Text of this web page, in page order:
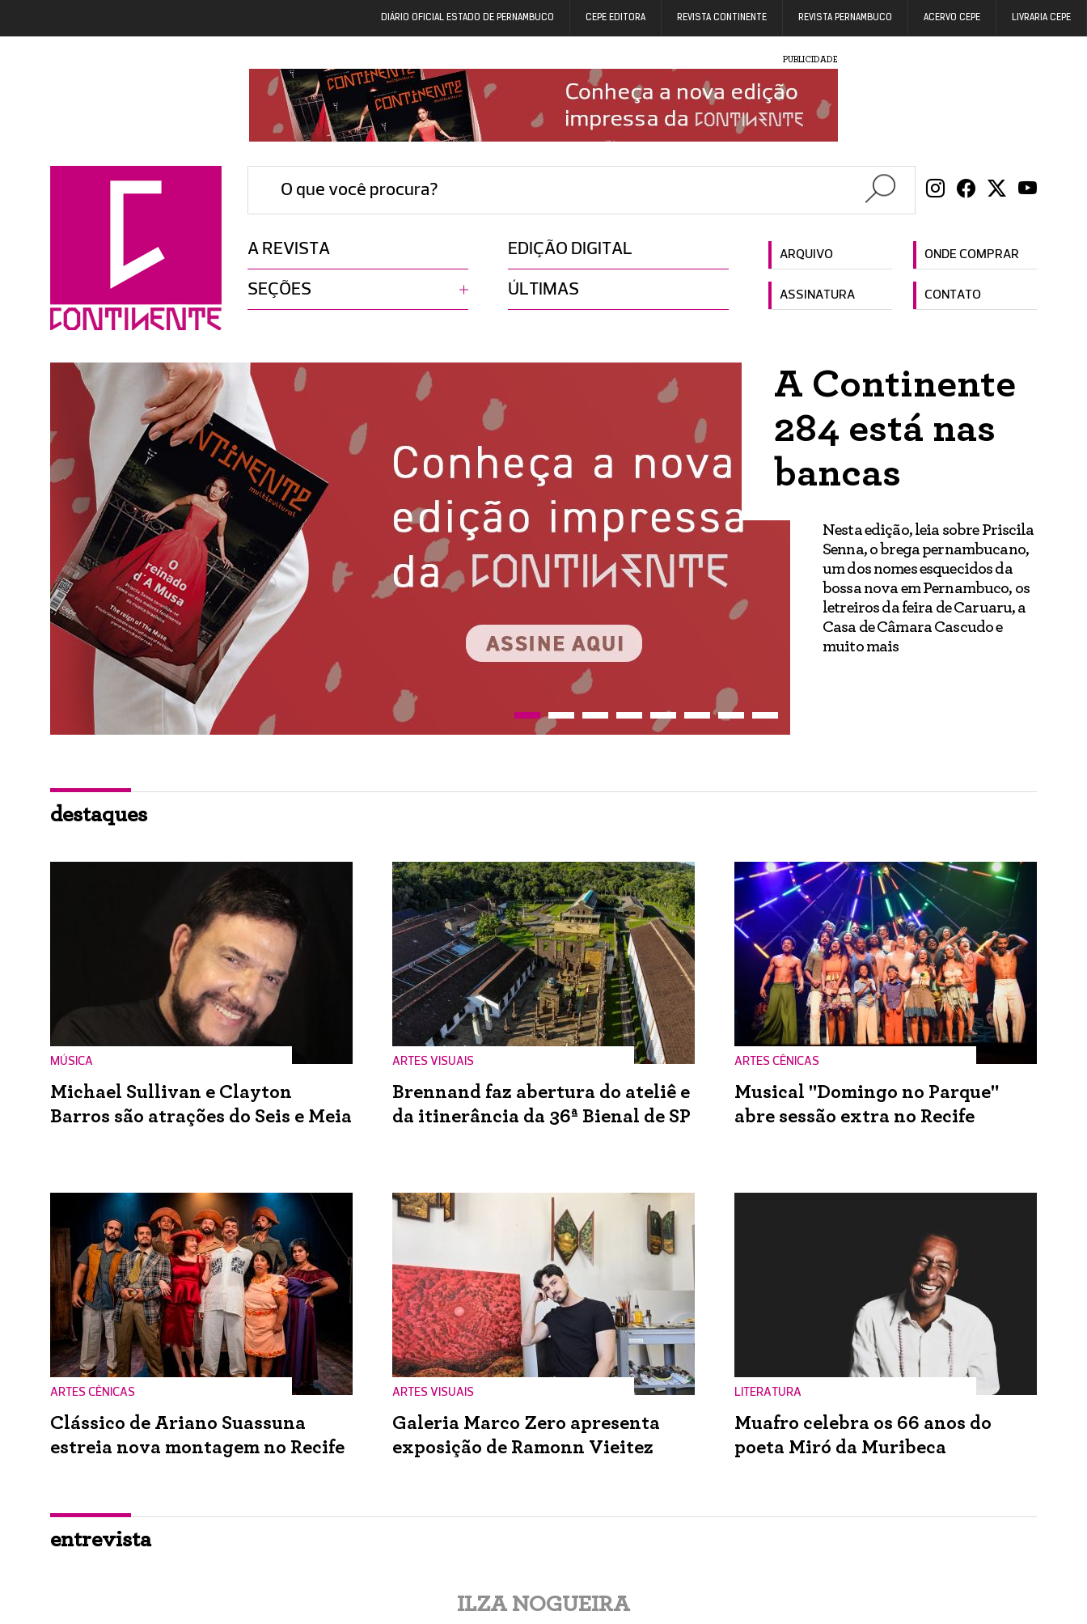
DIÁRIO OFICIAL ESTADO DE PERNAMBUCO CEPE EDITORA REVISTA CONTINENTE REVISTA PERNAMBUCO ACERVO CEPE LIVRARIA CEPE
PUBLICIDADE
O que você procura?
A REVISTA EDIÇÃO DIGITAL ARQUIVO ONDE COMPRAR
SEÇÕES ÚLTIMAS ASSINATURA CONTATO
A Continente
284 está nas
bancas
Nesta edição, leia sobre Priscila
Senna, o brega pernambucano,
um dos nomes esquecidos da
bossa nova em Pernambuco, os
letreiros da feira de Caruaru, a
Casa de Câmara Cascudo e
muito mais
destaques
MÚSICA
Michael Sullivan e Clayton
Barros são atrações do Seis e Meia
ARTES VISUAIS
Brennand faz abertura do ateliê e
da itinerância da 36ª Bienal de SP
ARTES CÊNICAS
Musical "Domingo no Parque"
abre sessão extra no Recife
ARTES CÊNICAS
Clássico de Ariano Suassuna
estreia nova montagem no Recife
ARTES VISUAIS
Galeria Marco Zero apresenta
exposição de Ramonn Vieitez
LITERATURA
Muafro celebra os 66 anos do
poeta Miró da Muribeca
entrevista
ILZA NOGUEIRA